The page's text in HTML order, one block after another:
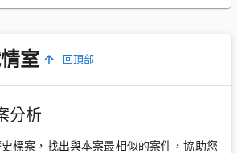
室 回頂部
分析
標案，找出與本案最相似的案件，協助您